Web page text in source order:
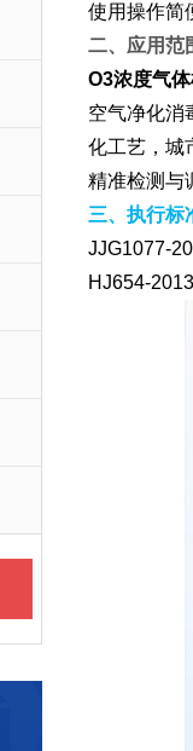
使用操作简
二、应用范
O3浓度气
空气净化消
化工艺，城
精准检测与
三、执行标
JJG1077-
HJ654-